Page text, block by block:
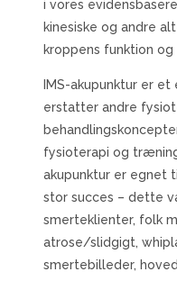
i vores
kinesiske og andre
kroppens funktion
IMS-akupunktur er
erstatter andre
fysioterapi og
akupunktur er egnet
stor succes – dette
smerteklienter, folk
atrose/slidgigt,
smertebilleder,